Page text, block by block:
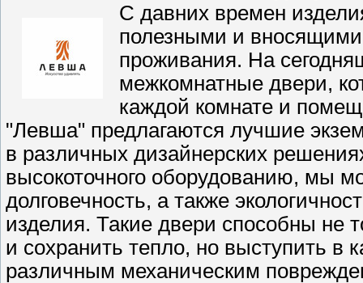
С давних времен
полезными и
проживания. На
межкомнатные двери,
каждой комнате и
"Левша" предлагаются лучшие
в различных дизайнерских
высокоточного оборудованию, мы
долговечность, а также
изделия. Такие двери способны не
и сохранить тепло, но выступить в
различным механическим